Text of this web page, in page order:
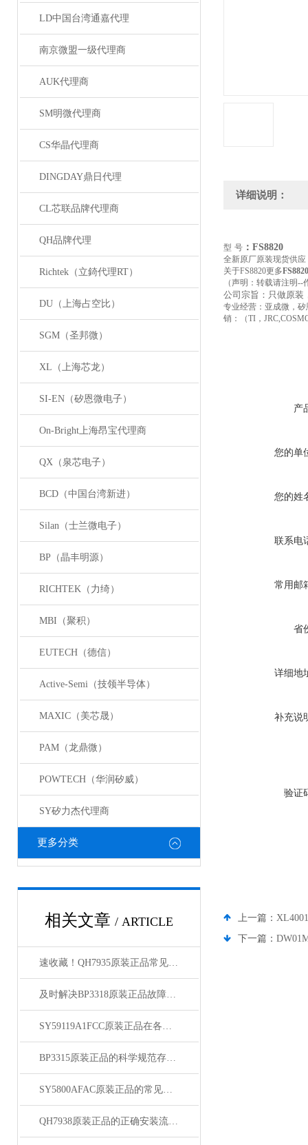
LD中国台湾通嘉代理
南京微盟一级代理商
AUK代理商
SM明微代理商
CS华晶代理商
DINGDAY鼎日代理
CL芯联品牌代理商
QH品牌代理
Richtek（立錡代理RT）
DU（上海占空比）
SGM（圣邦微）
XL（上海芯龙）
SI-EN（矽恩微电子）
On-Bright上海昂宝代理商
QX（泉芯电子）
BCD（中国台湾新进）
Silan（士兰微电子）
BP（晶丰明源）
RICHTEK（力绮）
MBI（聚积）
EUTECH（德信）
Active-Semi（技领半导体）
MAXIC（美芯晟）
PAM（龙鼎微）
POWTECH（华润矽威）
SY矽力杰代理商
更多分类
相关文章 / ARTICLE
速收藏！QH7935原装正品常见故障的解决方法分享
及时解决BP3318原装正品故障是保障用户安全的关键
SY59119A1FCC原装正品在各领域中发挥着重要的作用
BP3315原装正品的科学规范存放方法分享
SY5800AFAC原装正品的常见故障及相应解决方案分享
QH7938原装正品的正确安装流程分享
详细说明：
型 号 ：FS8820
全新原厂原装现货供应
关于FS8820更多FS8820
（声明：转载请注明
公司宗旨：只做原装
专业经营：亚成微，
销：（TI，
产
您的单
您的姓
联系电
常用邮
省
详细地
补充说
验证
上一篇：
下一篇：